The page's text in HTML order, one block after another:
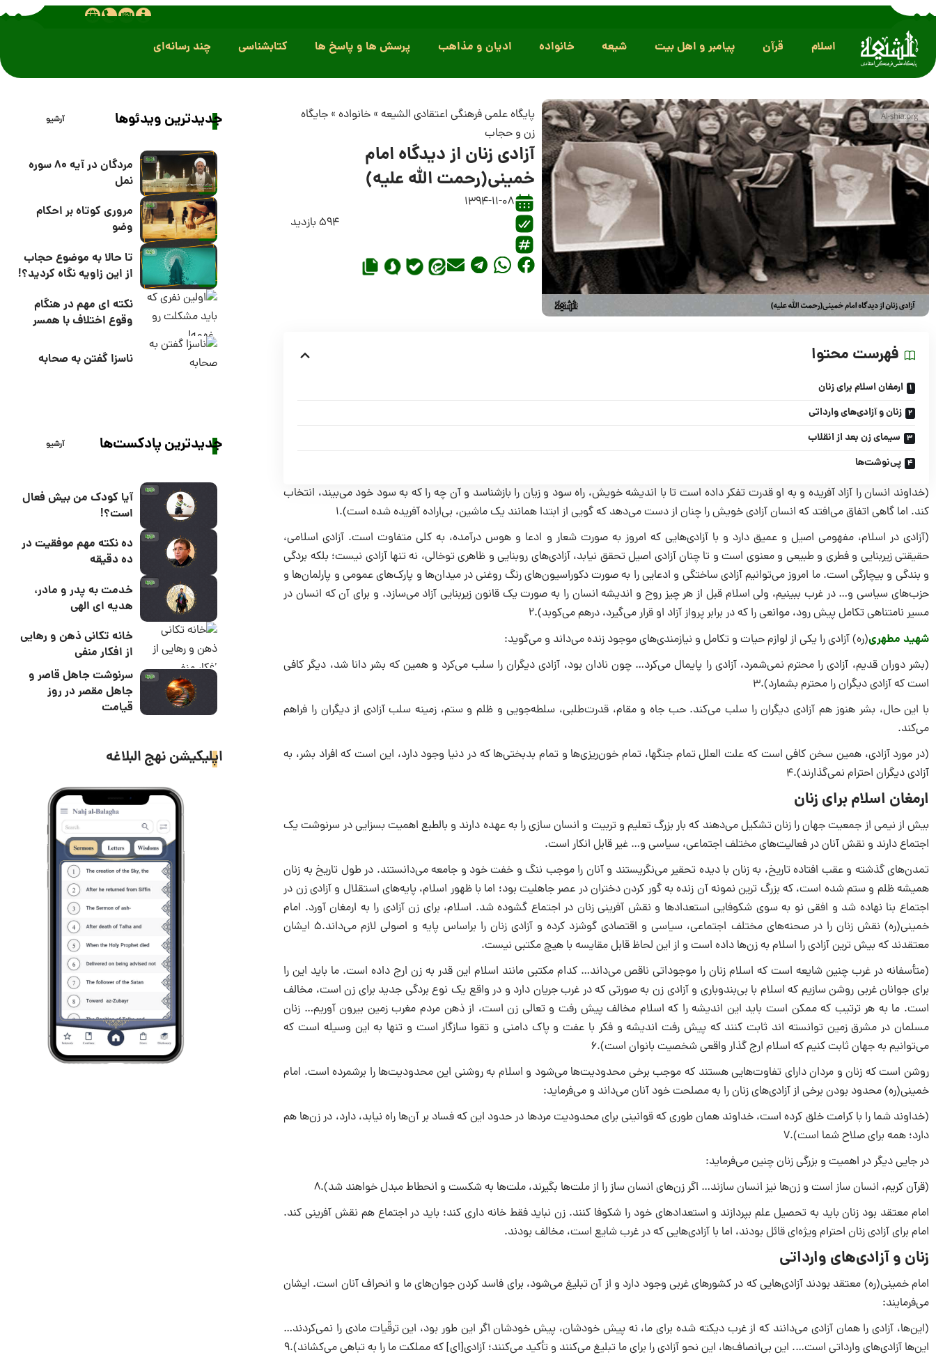
اسلام قرآن پیامبر و اهل بیت شیعه خانواده ادیان و مذاهب پرسش ها و پاسخ ها کتابشناسی چند رسانه‌ای
پایگاه علمی فرهنگی اعتقادی الشیعه »خانواده »جایگاه
زن و حجاب
آزادى زنان از دیدگاه امام
خمینى(رحمت الله علیه)
1394-11-08
594 بازدید
فهرست محتوا
ارمغان اسلام براى زنان
زنان و آزادى‌هاى وارداتى
سیماى زن بعد از انقلاب
پی‌نوشت‌ها
(خداوند انسان را آزاد آفریده و به او قدرت تفکر داده است تا با اندیشه خویش، راه سود و زیان را بازشناسد و آن چه را که به سود خود مى‌بیند، انتخاب
کند. اما گاهى اتفاق مى‌افتد که انسان آزادى خویش را چنان از دست مى‌دهد که گویى از ابتدا همانند یک ماشین، بى‌اراده آفریده شده است).۱
(آزادى در اسلام، مفهومى اصیل و عمیق دارد و با آزادى‌هایى که امروز به صورت شعار و ادعا و هوس درآمده، به کلى متفاوت است. آزادى اسلامى،
حقیقتى زیربنایى و فطرى و طبیعى و معنوى است و تا چنان آزادى اصیل تحقق نیابد، آزادى‌هاى روبنایى و ظاهری توخالى، نه تنها آزادى نیست؛ بلکه بردگى
و بندگى و بیچارگى است. ما امروز مى‌توانیم آزادى ساختگى و ادعایى را به صورت دکوراسیون‌هاى رنگ روغنى در میدان‌ها و پارک‌هاى عمومى و پارلمان‌ها و
حزب‌هاى سیاسى و… در غرب ببینیم، ولى اسلام قبل از هر چیز روح و اندیشه انسان را به صورت یک قانون زیربنایى آزاد مى‌سازد. و براى آن که انسان در
مسیر نامتناهى تکامل پیش رود، موانعى را که در برابر پرواز آزاد او قرار مى‌گیرد، درهم مى‌کوبد).۲
شهید مطهرى(ره) آزادى را یکى از لوازم حیات و تکامل و نیازمندى‌هاى موجود زنده مى‌داند و مى‌گوید:
(بشر دوران قدیم، آزادى را محترم نمى‌شمرد، آزادى را پایمال مى‌کرد… چون نادان بود، آزادى دیگران را سلب مى‌کرد و همین که بشر دانا شد، دیگر کافى
است که آزادى دیگران را محترم بشمارد).۳
با این حال، بشر هنوز هم آزادى دیگران را سلب مى‌کند. حب جاه و مقام، قدرت‌طلبى، سلطه‌جویى و ظلم و ستم، زمینه سلب آزادى از دیگران را فراهم
مى‌کند.
(در مورد آزادى، همین سخن کافى است که علت العلل تمام جنگها، تمام خون‌ریزى‌ها و تمام بدبختى‌ها که در دنیا وجود دارد، این است که افراد بشر، به
آزادى دیگران احترام نمى‌گذارند).۴
ارمغان اسلام براى زنان
بیش از نیمى از جمعیت جهان را زنان تشکیل مى‌دهند که بار بزرگ تعلیم و تربیت و انسان سازى را به عهده دارند و بالطبع اهمیت بسزایى در سرنوشت یک
اجتماع دارند و نقش آنان در فعالیت‌هاى مختلف اجتماعى، سیاسى و… غیر قابل انکار است.
تمدن‌هاى گذشته و عقب افتاده تاریخ، به زنان با دیده تحقیر مى‌نگریستند و آنان را موجب ننگ و خفت خود و جامعه مى‌دانستند. در طول تاریخ به زنان
همیشه ظلم و ستم شده است، که بزرگ ترین نمونه آن زنده به گور کردن دختران در عصر جاهلیت بود؛ اما با ظهور اسلام، پایه‌هاى استقلال و آزادى زن در
اجتماع بنا نهاده شد و افقى نو به سوى شکوفایى استعدادها و نقش آفرینى زنان در اجتماع گشوده شد. اسلام، براى زن آزادى را به ارمغان آورد. امام
خمینى(ره) نقش زنان را در صحنه‌هاى مختلف اجتماعى، سیاسى و اقتصادى گوشزد کرده و آزادى زنان را براساس پایه و اصولى لازم مى‌داند.۵ ایشان
معتقدند که بیش ترین آزادى را اسلام به زن‌ها داده است و از این لحاظ قابل مقایسه با هیچ مکتبى نیست.
(متأسفانه در غرب چنین شایعه است که اسلام زنان را موجوداتى ناقص مى‌داند… کدام مکتبى مانند اسلام این قدر به زن ارج داده است. ما باید این را
براى جوانان غربى روشن سازیم که اسلام با بى‌بندوبارى و آزادى زن به صورتى که در غرب جریان دارد و در واقع یک نوع بردگى جدید براى زن است، مخالف
است. ما به هر ترتیب که ممکن است باید این اندیشه را که اسلام مخالف پیش رفت و تعالى زن است، از ذهن مردم مغرب زمین بیرون آوریم… زنان
مسلمان در مشرق زمین توانسته اند ثابت کنند که پیش رفت اندیشه و فکر با عفت و پاک دامنى و تقوا سازگار است و تنها به این وسیله است که
مى‌توانیم به جهان ثابت کنیم که اسلام ارج گذار واقعى شخصیت بانوان است).۶
روشن است که زنان و مردان داراى تفاوت‌هایى هستند که موجب برخى محدودیت‌ها مى‌شود و اسلام به روشنى این محدودیت‌ها را برشمرده است. امام
خمینى(ره) محدود بودن برخى از آزادى‌هاى زنان را به مصلحت خود آنان مى‌داند و مى‌فرماید:
(خداوند شما را با کرامت خلق کرده است، خداوند همان طورى که قوانینى براى محدودیت مردها در حدود این که فساد بر آن‌ها راه نیابد، دارد، در زن‌ها هم
دارد؛ همه براى صلاح شما است).۷
در جایى دیگر در اهمیت و بزرگى زنان چنین مى‌فرماید:
(قرآن کریم، انسان ساز است و زن‌ها نیز انسان سازند… اگر زن‌هاى انسان ساز را از ملت‌ها بگیرند، ملت‌ها به شکست و انحطاط مبدل خواهند شد).۸
امام معتقد بود زنان باید به تحصیل علم بپردازند و استعدادهاى خود را شکوفا کنند. زن نباید فقط خانه دارى کند؛ باید در اجتماع هم نقش آفرینى کند.
امام براى آزادى زنان احترام ویژه‌اى قائل بودند، اما با آزادى‌هایى که در غرب شایع است، مخالف بودند.
زنان و آزادى‌هاى وارداتى
امام خمینى(ره) معتقد بودند آزادى‌هایى که در کشورهاى غربى وجود دارد و از آن تبلیغ مى‌شود، براى فاسد کردن جوان‌هاى ما و انحراف آنان است. ایشان
مى‌فرمایند:
(این‌ها، آزادى را همان آزادى مى‌دانند که از غرب دیکته شده براى ما، نه پیش خودشان، پیش خودشان اگر این طور بود، این ترقّیات مادى را نمى‌کردند…
این‌ها آزادى‌هاى وارداتى است…. این بى‌انصاف‌ها، این نحو آزادى را براى ما تبلیغ مى‌کنند و تأکید مى‌کنند؛ آزادى[اى] که مملکت ما را به تباهى مى‌کشاند).۹
جدیدترین ویدئوها آرشیو
مردگان در آیه 80 سوره
نمل
مروری کوتاه بر احکام
وضو
تا حالا به موضوع حجاب
از این زاویه نگاه کردید؟!
نکته ای مهم در هنگام
وقوع اختلاف با همسر
ناسزا گفتن به صحابه
جدیدترین پادکست‌ها آرشیو
آیا کودک من بیش فعال
است؟!
ده نکته مهم موفقیت در
ده دقیقه
خدمت به پدر و مادر،
هدیه ای الهی
خانه تکانی ذهن و رهایی
از افکار منفی
سرنوشت جاهل قاصر و
جاهل مقصر در روز
قیامت
اپلیکیشن نهج البلاغه